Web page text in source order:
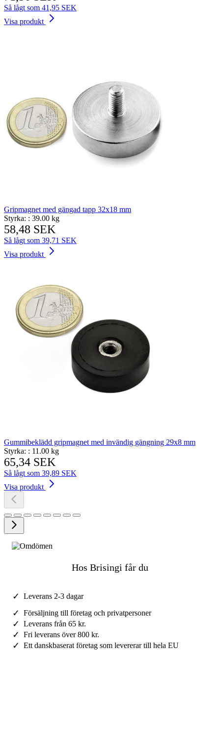
Så lågt som 41,95 SEK
Visa produkt
Gripmagnet med gängad tapp 32x18 mm
Styrka: : 39.00 kg
58,48 SEK
Så lågt som 39,71 SEK
Visa produkt
Gummibeklädd gripmagnet med invändig gängning 29x8 mm
Styrka: : 11.00 kg
65,34 SEK
Så lågt som 39,89 SEK
Visa produkt
Hos Brisingi får du
✓ Leverans 2-3 dagar
✓ Försäljning till företag och privatpersoner
✓ Leverans från 65 kr.
✓ Fri leverans över 800 kr.
✓ Ett danskbaserat företag som levererar till hela EU